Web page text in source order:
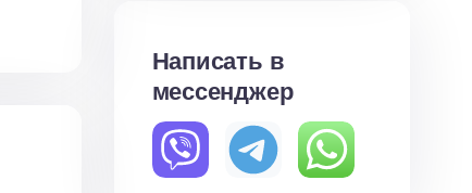
Написать в
мессенджер